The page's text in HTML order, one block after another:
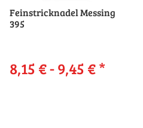
Feinstricknadel Messing
395
8,15 € -9,45 €*